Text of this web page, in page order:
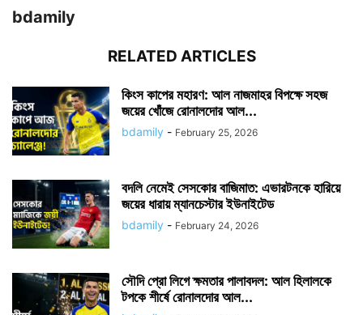
bdamily
RELATED ARTICLES
কিংস কাপের মহারণ: আল নাজমাহর বিপক্ষে সহজ
জয়ের খোঁজে রোনালদোর আল...
bdamily - February 25, 2026
বদলি নেমেই সেসকোর বাজিমাত: এভারটনকে হারিয়ে
জয়ের ধারায় ম্যানচেস্টার ইউনাইটেড
bdamily - February 24, 2026
সৌদি প্রো লিগে ক্ষমতার পালাবদল: আল হিলালকে
টপকে শীর্ষে রোনালদোর আল...